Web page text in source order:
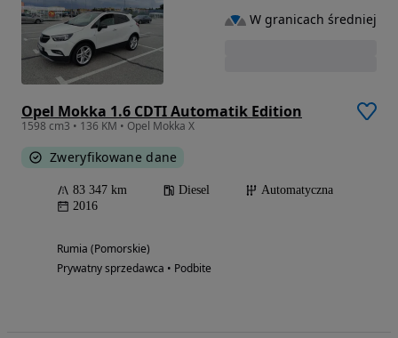
Opel Mokka 1.6 CDTI Automatik Edition
1598 cm3 • 136 KM • Opel Mokka X
Zweryfikowane dane
83 347 km Diesel
Automatyczna
2016
Rumia (Pomorskie)
Prywatny sprzedawca • Podbite
W granicach średniej